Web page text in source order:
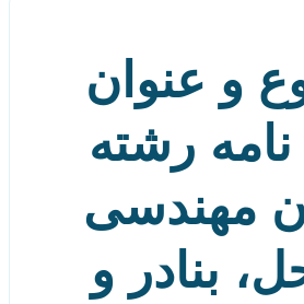
و عنوان
نامه رشته
مهندسی
بنادر و